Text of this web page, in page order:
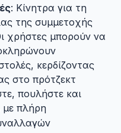
: Κίνητρα για τη
της συμμετοχής
χρήστες μπορούν να
κερδίζοντας
στο πρότζεκτ
πουλήστε και
με πλήρη